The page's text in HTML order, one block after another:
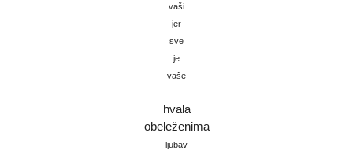
vaši
jer
sve
je
vaše
hvala
obeleženima
ljubav